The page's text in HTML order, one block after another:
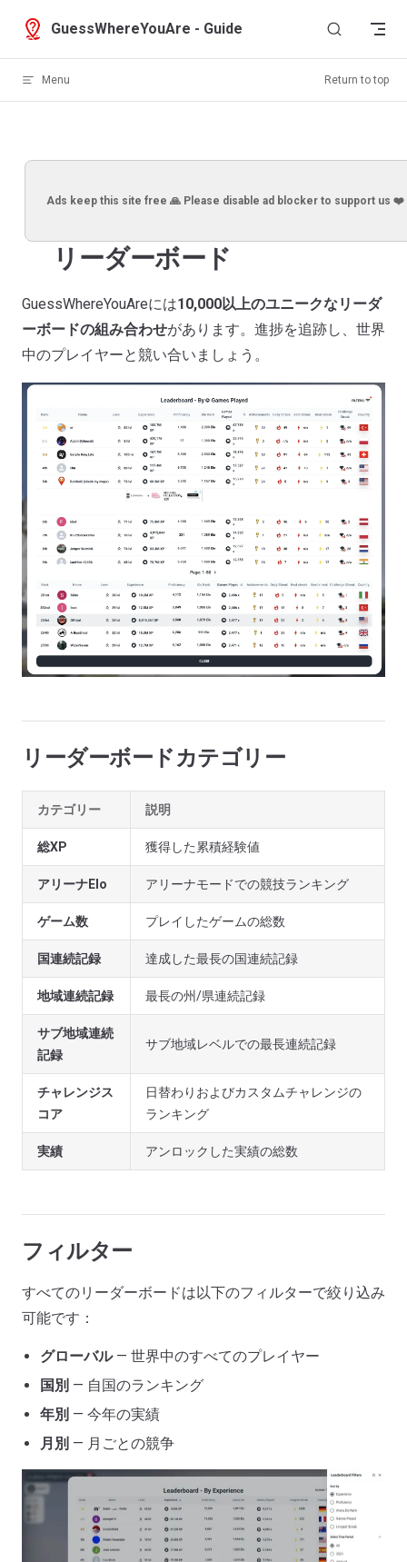
Skip to content
GuessWhereYouAre - Guide
Menu Return to top
Ads keep this site free 🙏 Please disable ad blocker to support us ❤️
リーダーボード
GuessWhereYouAreには10,000以上のユニークなリーダ
ーボードの組み合わせがあります。進捗を追跡し、世界
中のプレイヤーと競い合いましょう。
リーダーボードカテゴリー
カテゴリー 説明
総XP 獲得した累積経験値
アリーナElo アリーナモードでの競技ランキング
ゲーム数 プレイしたゲームの総数
国連続記録 達成した最長の国連続記録
地域連続記録 最長の州/県連続記録
サブ地域連続
記録
サブ地域レベルでの最長連続記録
チャレンジス
コア
日替わりおよびカスタムチャレンジの
ランキング
実績 アンロックした実績の総数
フィルター
すべてのリーダーボードは以下のフィルターで絞り込み
可能です：
グローバル— 世界中のすべてのプレイヤー
国別 — 自国のランキング
年別 — 今年の実績
月別 — 月ごとの競争